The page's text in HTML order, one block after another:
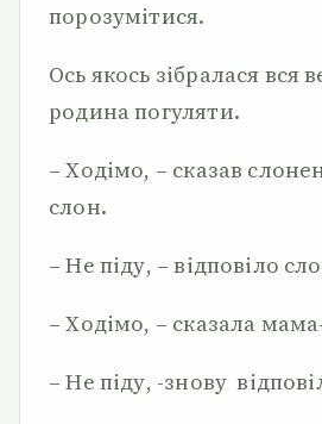
порозумітися.
Ось якось зібралася вся
родина погуляти.
– Ходімо, – сказав
слон.
– Не піду, – відповіло
– Ходімо, – сказала
– Не піду, -знову